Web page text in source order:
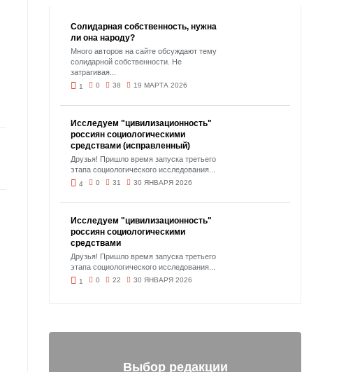
Солидарная собственность, нужна
ли она народу?
Много авторов на сайте обсуждают тему
солидарной собственности. Не
затрагивая...
1 0 38 19 МАРТА 2026
Исследуем "цивилизационность"
россиян социологическими
средствами (исправленный)
Друзья! Пришло время запуска третьего
этапа социологического исследования...
4 0 31 30 ЯНВАРЯ 2026
Исследуем "цивилизационность"
россиян социологическими
средствами
Друзья! Пришло время запуска третьего
этапа социологического исследования...
1 0 22 30 ЯНВАРЯ 2026
Выбор редакции